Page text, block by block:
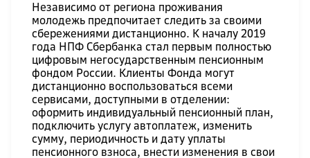
Независимо от региона проживания
молодежь предпочитает следить за своими
сбережениями дистанционно. К началу 2019
года НПФ Сбербанка стал первым полностью
цифровым негосударственным пенсионным
фондом России. Клиенты Фонда могут
дистанционно воспользоваться всеми
сервисами, доступными в отделении:
оформить индивидуальный пенсионный план,
подключить услугу автоплатеж, изменить
сумму, периодичность и дату уплаты
пенсионного взноса, внести изменения в свои